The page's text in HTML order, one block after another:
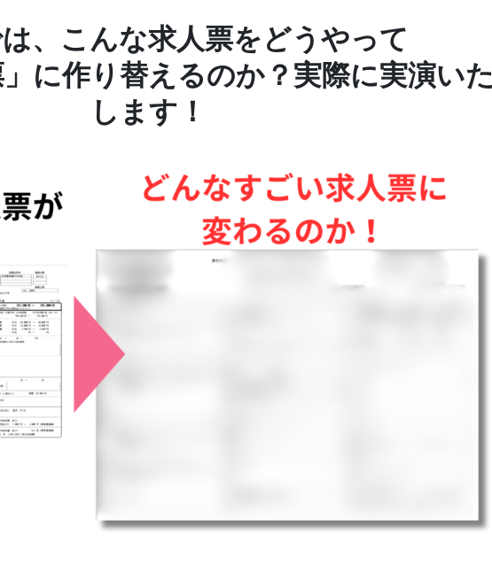
、こんな求人票をどうやって
」に作り替えるのか？実際に実演いた
します！